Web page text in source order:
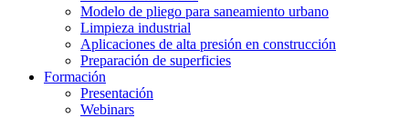
Modelo de pliego para saneamiento urbano
Limpieza industrial
Aplicaciones de alta presión en construcción
Preparación de superficies
Formación
Presentación
Webinars